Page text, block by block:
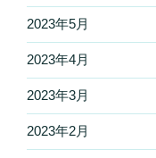
2023年5月
2023年4月
2023年3月
2023年2月